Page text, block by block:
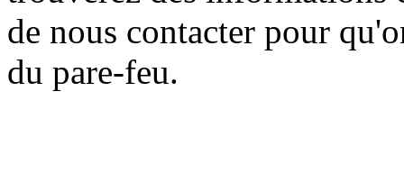
de nous contacter pour
du pare-feu.